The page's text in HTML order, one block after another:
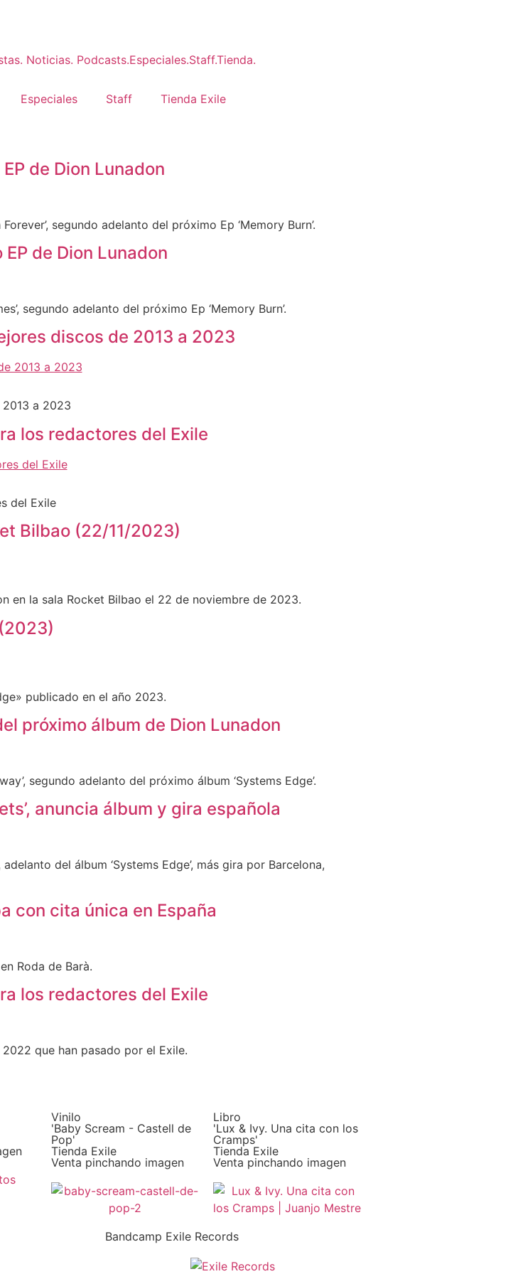
Especiales Staff Tienda Exile
de Dion Lunadon
segundo adelanto del próximo Ep ‘Memory Burn’.
EP de Dion Lunadon
segundo adelanto del próximo Ep ‘Memory Burn’.
discos de 2013 a 2023
2013 a 2023
los redactores del Exile
del Exile
Bilbao (22/11/2023)
en la sala Rocket Bilbao el 22 de noviembre de 2023.
publicado en el año 2023.
próximo álbum de Dion Lunadon
segundo adelanto del próximo álbum ‘Systems Edge’.
anuncia álbum y gira española
del álbum ‘Systems Edge’, más gira por Barcelona,
con cita única en España
Roda de Barà.
los redactores del Exile
que han pasado por el Exile.
Vinilo
'Baby Scream - Castell de
Pop'
Tienda Exile
Venta pinchando imagen
Libro
'Lux & Ivy. Una cita con los
Cramps'
Tienda Exile
Venta pinchando imagen
Bandcamp Exile Records